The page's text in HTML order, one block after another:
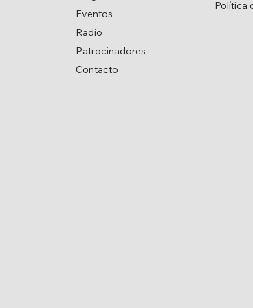
Política
Eventos
Radio
Patrocinadores
Contacto